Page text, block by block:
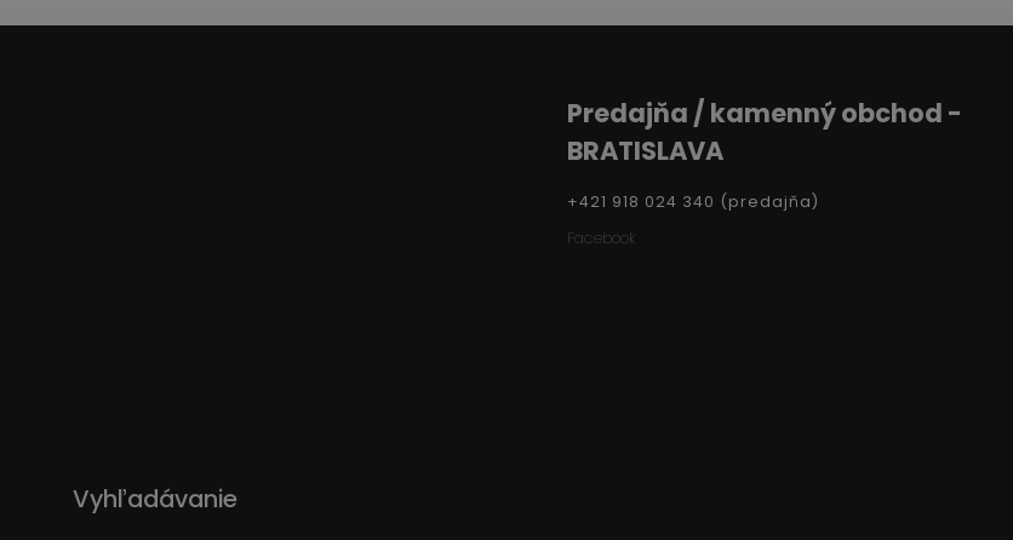
Predajňa / kamenný obchod -
BRATISLAVA
+421 918 024 340 (predajňa)
Facebook
Vyhľadávanie